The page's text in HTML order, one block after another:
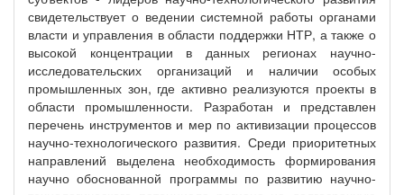
свидетельствует о ведении системной работы органами
власти и управления в области поддержки НТР, а также о
высокой концентрации в данных регионах научно-
исследовательских организаций и наличии особых
промышленных зон, где активно реализуются проекты в
области промышленности. Разработан и представлен
перечень инструментов и мер по активизации процессов
научно-технологического развития. Среди приоритетных
направлений выделена необходимость формирования
научно обоснованной программы по развитию научно-